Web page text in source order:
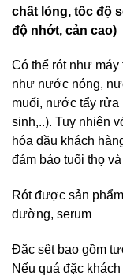
chất lỏng, tốc độ
độ nhớt, cản cao)
Có thể rót như máy
như nước nóng,
muối, nước tẩy rửa
sinh,..). Tuy nhiên
hóa dầu khách
đảm bảo tuổi thọ
Rót được sản
đường, serum
Đặc sệt bao gồm
Nếu quá đặc